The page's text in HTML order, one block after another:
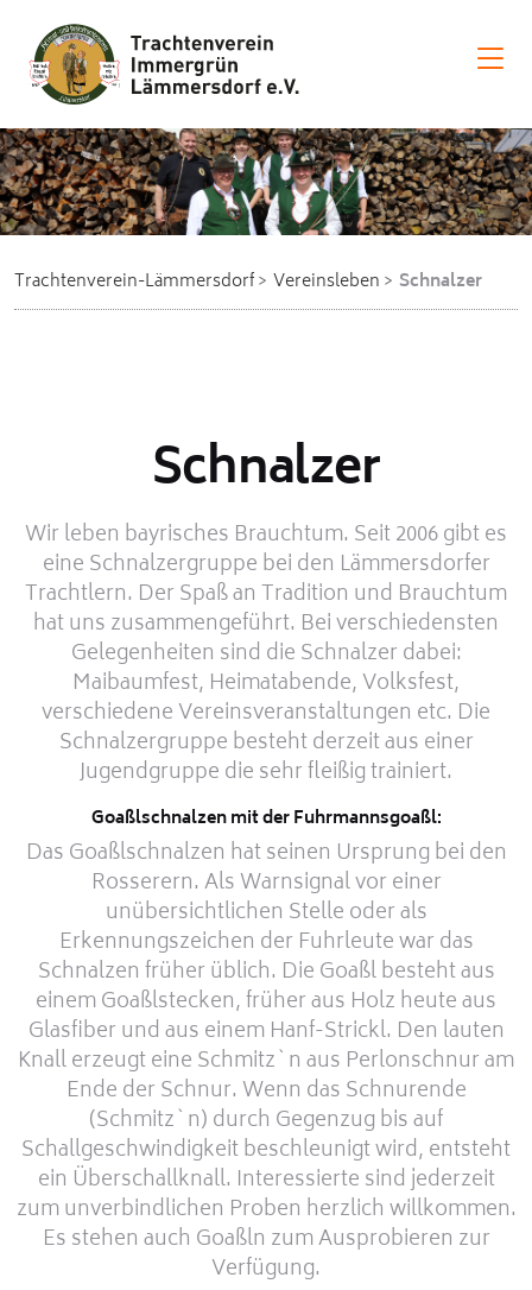
Trachtenverein-Lämmersdorf Vereinsleben Schnalzer
Schnalzer
Wir leben bayrisches Brauchtum. Seit 2006 gibt es
eine Schnalzergruppe bei den Lämmersdorfer
Trachtlern. Der Spaß an Tradition und Brauchtum
hat uns zusammengeführt. Bei verschiedensten
Gelegenheiten sind die Schnalzer dabei:
Maibaumfest, Heimatabende, Volksfest,
verschiedene Vereinsveranstaltungen etc. Die
Schnalzergruppe besteht derzeit aus einer
Jugendgruppe die sehr fleißig trainiert.
Goaßlschnalzen mit der Fuhrmannsgoaßl:
Das Goaßlschnalzen hat seinen Ursprung bei den
Rosserern. Als Warnsignal vor einer
unübersichtlichen Stelle oder als
Erkennungszeichen der Fuhrleute war das
Schnalzen früher üblich. Die Goaßl besteht aus
einem Goaßlstecken, früher aus Holz heute aus
Glasfiber und aus einem Hanf-Strickl. Den lauten
Knall erzeugt eine Schmitz`n aus Perlonschnur am
Ende der Schnur. Wenn das Schnurende
(Schmitz`n) durch Gegenzug bis auf
Schallgeschwindigkeit beschleunigt wird, entsteht
ein Überschallknall. Interessierte sind jederzeit
zum unverbindlichen Proben herzlich willkommen.
Es stehen auch Goaßln zum Ausprobieren zur
Verfügung.